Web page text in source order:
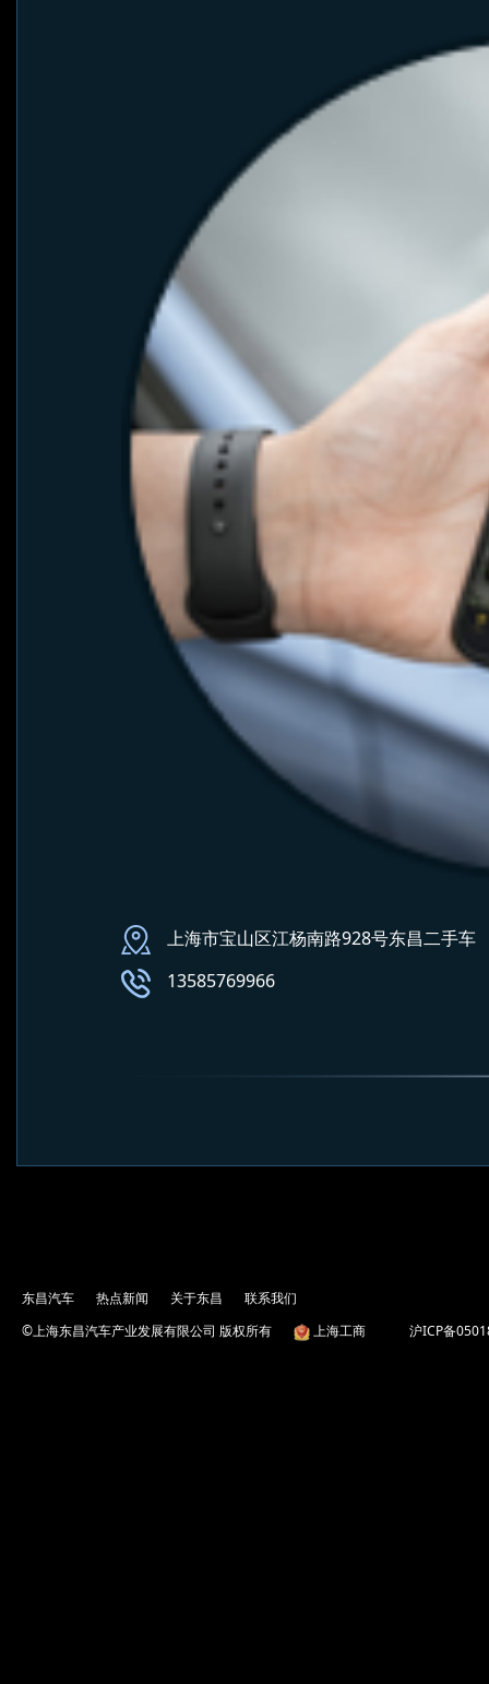
上海市宝山区江杨南路928号东昌二手车
13585769966
东昌汽车 热点新闻 关于东昌
联系我们
©上海东昌汽车产业发展有限公司 版权所有
上海工商 沪ICP备